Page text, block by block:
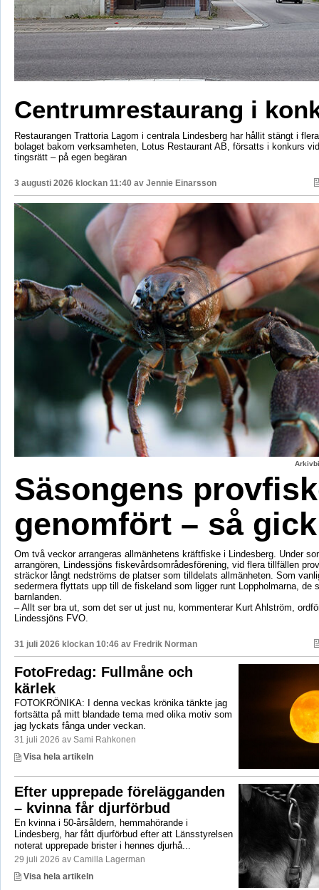
Centrumrestaurang i
Restaurangen Trattoria Lagom i centrala Lindesberg har hållit stängt i
bolaget bakom verksamheten, Lotus Restaurant AB, försatts i konkurs
tingsrätt – på egen begäran
3 augusti 2026 klockan 11:40 av Jennie Einarsson
Säsongens
genomfört – så
Om två veckor arrangeras allmänhetens kräftfiske i Lindesberg. Under
arrangören, Lindessjöns fiskevårdsområdesförening, vid flera tillfällen
sträckor långt nedströms de platser som tilldelats allmänheten. Som
sedermera flyttats upp till de fiskeland som ligger runt Loppholmarna, de
barnlanden.
– Allt ser bra ut, som det ser ut just nu, kommenterar Kurt Ahlström,
Lindessjöns FVO.
31 juli 2026 klockan 10:46 av Fredrik Norman
FotoFredag: Fullmåne och
kärlek
FOTOKRÖNIKA: I denna veckas krönika tänkte jag
fortsätta på mitt blandade tema med olika motiv som
jag lyckats fånga under veckan.
31 juli 2026 av Sami Rahkonen
Visa hela artikeln
Efter upprepade förelägganden
– kvinna får djurförbud
En kvinna i 50-årsåldern, hemmahörande i
Lindesberg, har fått djurförbud efter att Länsstyrelsen
noterat upprepade brister i hennes djurhå...
29 juli 2026 av Camilla Lagerman
Visa hela artikeln